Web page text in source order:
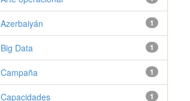
1
Azerbaiyán
1
Big Data
1
Campaña
1
Capacidades